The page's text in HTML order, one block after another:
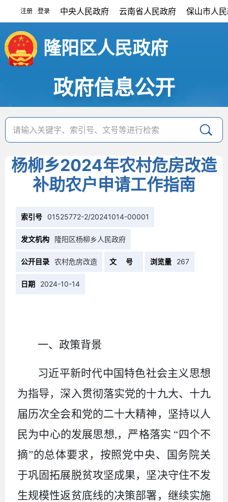
注册 登录 中央人民政府 云南省人民政府 保山市人
隆阳区人民政府
政府信息公开
杨柳乡2024年农村危房改造
补助农户申请工作指南
索引号 01525772-2/20241014-00001
发文机构 隆阳区杨柳乡人民政府
公开目录 农村危房改造 文 号 浏览量 267
日期 2024-10-14
一、政策背景
习近平新时代中国特色社会主义思想
为指导， 深入贯彻落实党的十九大、 十九
届历次全会和党的二十大精神 ， 坚持以人
民为中心的发展思想,， 严格落实 “四个不
摘”的总体要求 ， 按照党中央、
国务院关
于巩固拓展脱贫攻坚成果， 坚决守住不发
生规模性返贫底线的决策部署 ， 继续实施